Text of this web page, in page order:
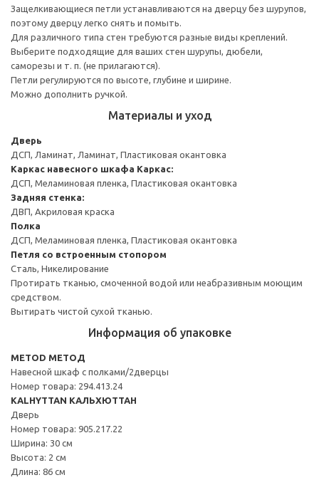
Защелкивающиеся петли устанавливаются на дверцу без шурупов,
поэтому дверцу легко снять и помыть.
Для различного типа стен требуются разные виды креплений.
Выберите подходящие для ваших стен шурупы, дюбели,
саморезы и т. п. (не прилагаются).
Петли регулируются по высоте, глубине и ширине.
Можно дополнить ручкой.
Материалы и уход
Дверь
ДСП, Ламинат, Ламинат, Пластиковая окантовка
Каркас навесного шкафа Каркас:
ДСП, Меламиновая пленка, Пластиковая окантовка
Задняя стенка:
ДВП, Акриловая краска
Полка
ДСП, Меламиновая пленка, Пластиковая окантовка
Петля со встроенным стопором
Сталь, Никелирование
Протирать тканью, смоченной водой или неабразивным моющим
средством.
Вытирать чистой сухой тканью.
Информация об упаковке
METOD МЕТОД
Навесной шкаф с полками/2дверцы
Номер товара: 294.413.24
KALHYTTAN КАЛЬХЮТТАН
Дверь
Номер товара: 905.217.22
Ширина: 30 см
Высота: 2 см
Длина: 86 см